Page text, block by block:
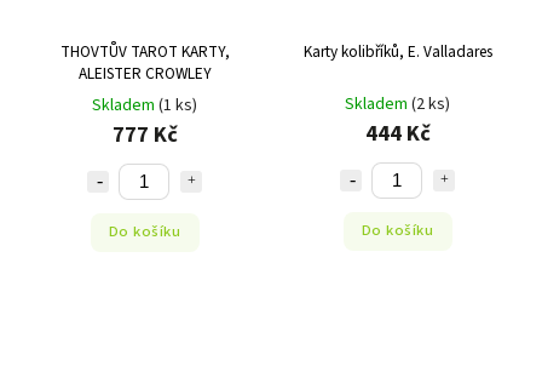
THOVTŮV TAROT KARTY,
ALEISTER CROWLEY
Skladem (1 ks)
777 Kč
Do košíku
Karty kolibříků, E. Valladares
Skladem (2 ks)
444 Kč
Do košíku